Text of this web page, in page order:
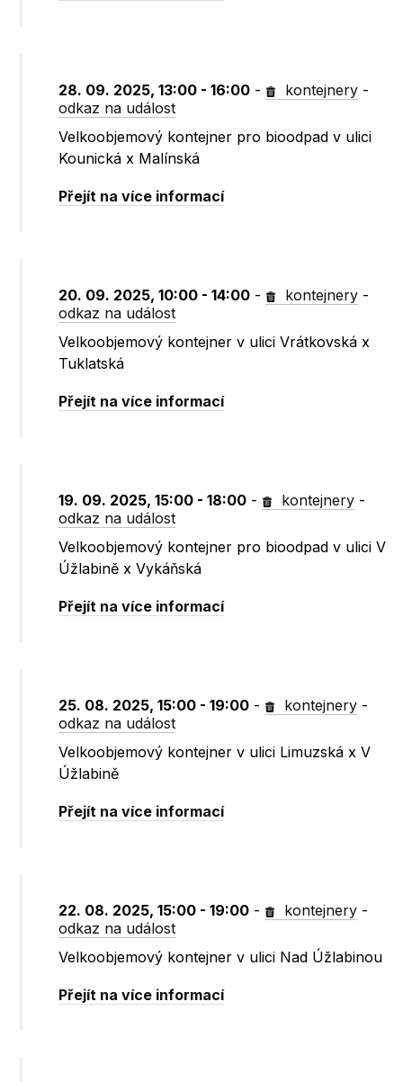
28. 09. 2025, 13:00 - 16:00 - kontejnery -
odkaz na událost
Velkoobjemový kontejner pro bioodpad v ulici
Kounická x Malínská
Přejít na více informací
20. 09. 2025, 10:00 - 14:00 - kontejnery -
odkaz na událost
Velkoobjemový kontejner v ulici Vrátkovská x
Tuklatská
Přejít na více informací
19. 09. 2025, 15:00 - 18:00 - kontejnery -
odkaz na událost
Velkoobjemový kontejner pro bioodpad v ulici V
Úžlabině x Vykáňská
Přejít na více informací
25. 08. 2025, 15:00 - 19:00 - kontejnery -
odkaz na událost
Velkoobjemový kontejner v ulici Limuzská x V
Úžlabině
Přejít na více informací
22. 08. 2025, 15:00 - 19:00 - kontejnery -
odkaz na událost
Velkoobjemový kontejner v ulici Nad Úžlabinou
Přejít na více informací